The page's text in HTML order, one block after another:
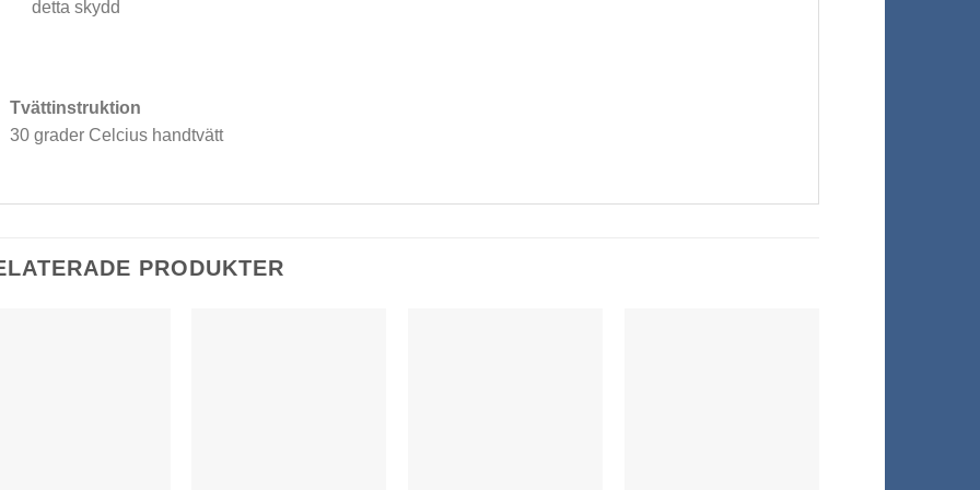
detta skydd
Tvättinstruktion
30 grader Celcius handtvätt
PRODUKTER